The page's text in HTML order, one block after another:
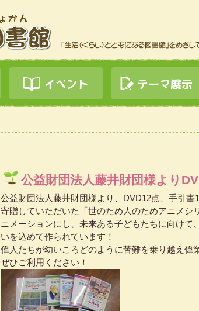
公益財団法人藤井財団様より
公益財団法人藤井財団様より、DVD12点、手引書
寄贈していただいた「世のため人のためアニメシ
ニメーションにし、未来ある子どもたちに向け
いを込めて作られています！
偉人たちが幼いころどのように苦難を乗り越え偉
ぜひご利用ください！